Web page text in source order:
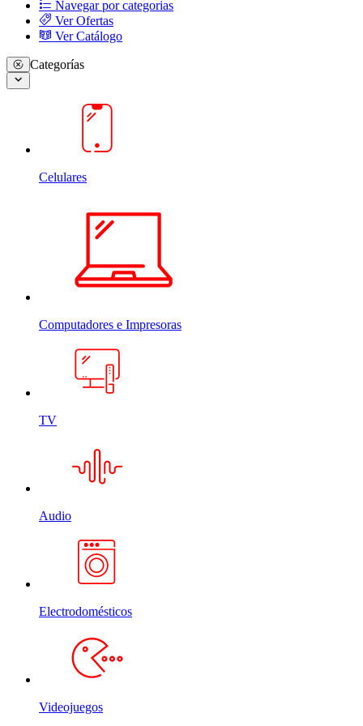
Navegar por categorias
Ver Ofertas
Ver Catálogo
Categorías
Celulares
Computadores e Impresoras
TV
Audio
Electrodomésticos
Videojuegos